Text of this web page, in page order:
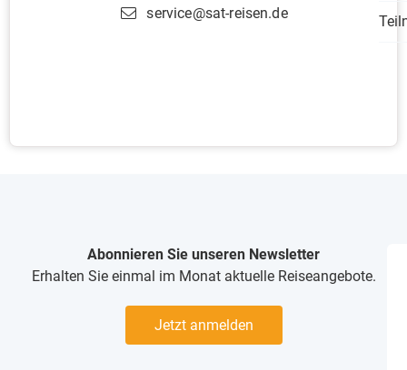
service@sat-reisen.de
Abonnieren Sie unseren Newsletter
Erhalten Sie einmal im Monat aktuelle Reiseangebote.
Jetzt anmelden